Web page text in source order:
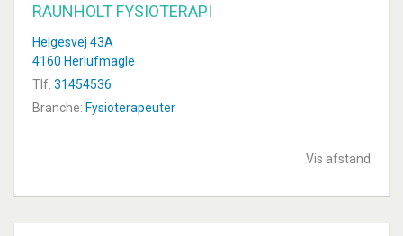
RAUNHOLT FYSIOTERAPI
Helgesvej 43A
4160 Herlufmagle
Tlf. 31454536
Branche: Fysioterapeuter
Vis afstand